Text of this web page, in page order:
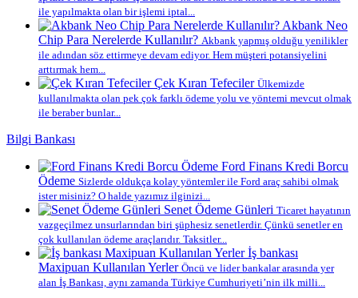
ile yapılmakta olan bir işlemi iptal...
Akbank Neo
Chip Para Nerelerde Kullanılır? Akbank yapmış olduğu yenilikler
ile adından söz ettirmeye devam ediyor. Hem müşteri potansiyelini
arttırmak hem...
Çek Kıran Tefeciler Ülkemizde
kullanılmakta olan pek çok farklı ödeme yolu ve yöntemi mevcut olmak
ile beraber bunlar...
Bilgi Bankası
Ford Finans Kredi Borcu
Ödeme Sizlerde oldukça kolay yöntemler ile Ford araç sahibi olmak
ister misiniz? O halde yazımız ilginizi...
Senet Ödeme Günleri Ticaret hayatının
vazgeçilmez unsurlarından biri şüphesiz senetlerdir. Çünkü senetler en
çok kullanılan ödeme araçlarıdır. Taksitler...
İş bankası
Maxipuan Kullanılan Yerler Öncü ve lider bankalar arasında yer
alan İş Bankası, aynı zamanda Türkiye Cumhuriyeti’nin ilk milli...